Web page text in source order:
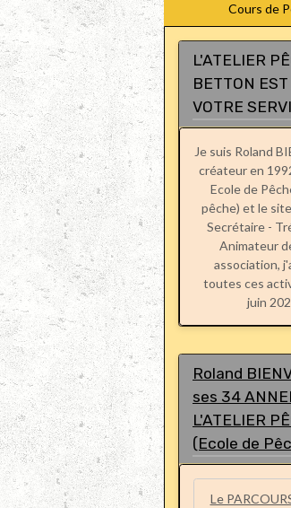
Cours de
L'ATELIER
BETTON EST
VOTRE
Je suis Roland
créateur en
Ecole de
pêche) et le
Secrétaire -
Animateur
association,
toutes ces
juin
Roland
ses 34
L'ATELIER
(Ecole de
Le